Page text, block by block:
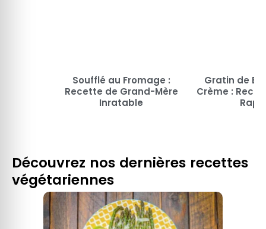
Soufflé au Fromage :
Recette de Grand-Mère
Inratable
Gratin de
Crème :
Découvrez nos dernières recettes
végétariennes